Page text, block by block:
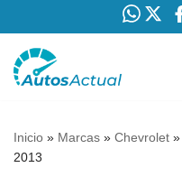
Saltar
Inicio » Marcas » Chevrolet »
2013